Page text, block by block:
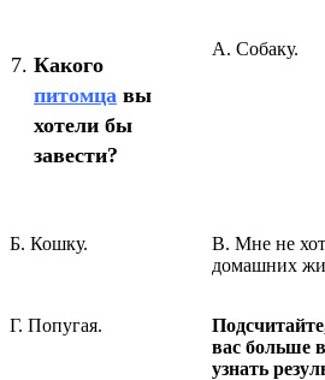
Какого
питомца вы
хотели бы
завести?
А. Собаку.
Б. Кошку.
В. Мне не
домашних
Г. Попугая.
вас больше
узнать